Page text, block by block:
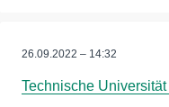
26.09.2022 – 14:32
Technische